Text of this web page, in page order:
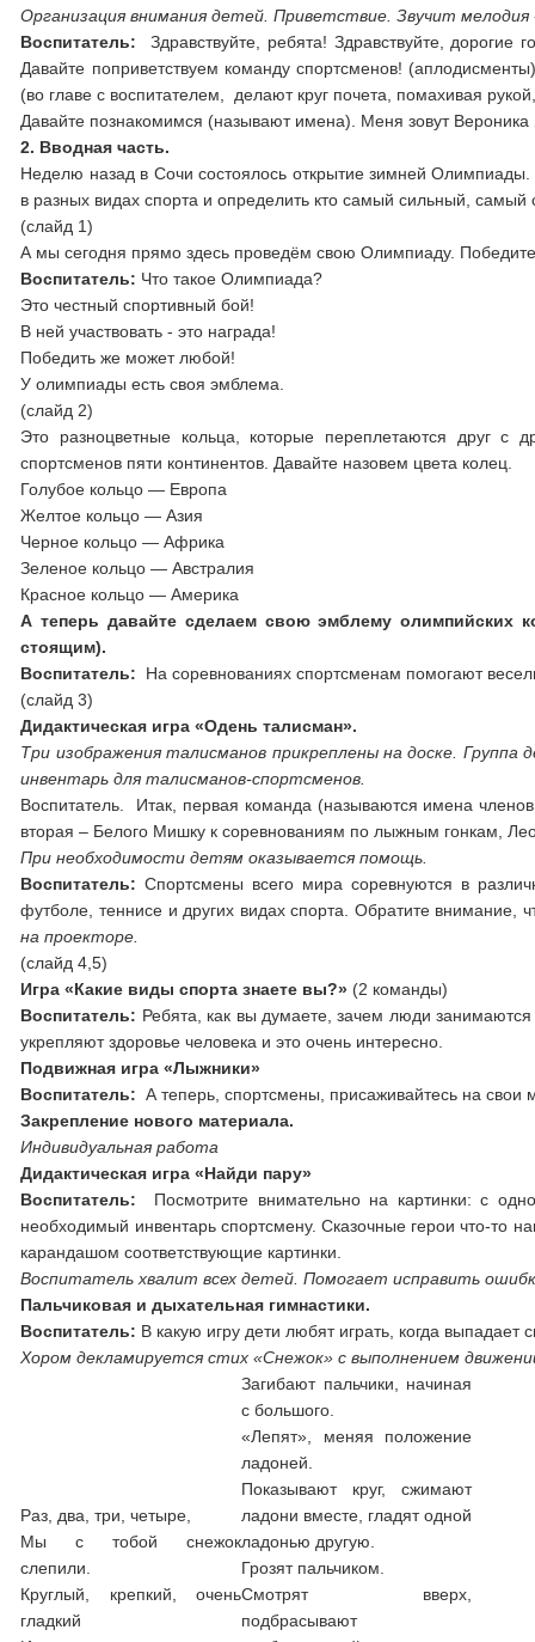
Организация внимания детей. Приветствие. Звучит мелодия
Воспитатель: Здравствуйте, ребята! Здравствуйте,
Давайте поприветствуем команду спортсменов!
(во главе с воспитателем, делают круг почета, помахивая
Давайте познакомимся (называют имена). Меня зовут
2. Вводная часть.
Неделю назад в Сочи состоялось открытие зимней
в разных видах спорта и определить кто самый сильный,
(слайд 1)
А мы сегодня прямо здесь проведём свою Олимпиаду.
Воспитатель: Что такое Олимпиада?
Это честный спортивный бой!
В ней участвовать - это награда!
Победить же может любой!
У олимпиады есть своя эмблема.
(слайд 2)
Это разноцветные кольца, которые переплетаются друг с
спортсменов пяти континентов. Давайте назовем цвета колец.
Голубое кольцо — Европа
Желтое кольцо — Азия
Черное кольцо — Африка
Зеленое кольцо — Австралия
Красное кольцо — Америка
А теперь давайте сделаем свою эмблему олимпийских
стоящим).
Воспитатель: На соревнованиях спортсменам помогают
(слайд 3)
Дидактическая игра «Одень талисман».
Три изображения талисманов прикреплены на доске.
инвентарь для талисманов-спортсменов.
Воспитатель. Итак, первая команда (называются имена
вторая – Белого Мишку к соревнованиям по лыжным гонкам,
При необходимости детям оказывается помощь.
Воспитатель: Спортсмены всего мира соревнуются в
футболе, теннисе и других видах спорта. Обратите внимание,
на проекторе.
(слайд 4,5)
Игра «Какие виды спорта знаете вы?» (2 команды)
Воспитатель: Ребята, как вы думаете, зачем люди
укрепляют здоровье человека и это очень интересно.
Подвижная игра «Лыжники»
Воспитатель: А теперь, спортсмены, присаживайтесь на свои
Закрепление нового материала.
Индивидуальная работа
Дидактическая игра «Найди пару»
Воспитатель: Посмотрите внимательно на картинки: с
необходимый инвентарь спортсмену. Сказочные герои что-то
карандашом соответствующие картинки.
Воспитатель хвалит всех детей. Помогает исправить
Пальчиковая и дыхательная гимнастики.
Воспитатель: В какую игру дети любят играть, когда выпадает
Хором декламируется стих «Снежок» с выполнением
Раз, два, три, четыре,
Мы с тобой снежок
слепили.
Круглый, крепкий, очень
гладкий
Загибают пальчики, начиная
с большого.
«Лепят», меняя положение
ладоней.
Показывают круг, сжимают
ладони вместе, гладят одной
ладонью другую.
Грозят пальчиком.
Смотрят вверх,
подбрасывают